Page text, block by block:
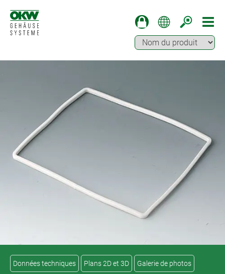
Données techniques Plans 2D et 3D Galerie de photos